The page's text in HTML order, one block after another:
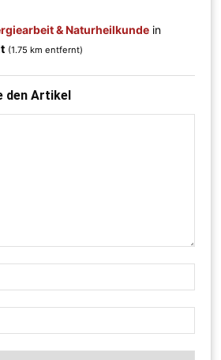
& Naturheilkunde in
(1.75 km entfernt)
den Artikel